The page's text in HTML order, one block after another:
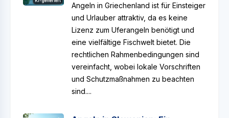
Angeln in Griechenland ist für Einsteiger
und Urlauber attraktiv, da es keine
Lizenz zum Uferangeln benötigt und
eine vielfältige Fischwelt bietet. Die
rechtlichen Rahmenbedingungen sind
vereinfacht, wobei lokale Vorschriften
und Schutzmaßnahmen zu beachten
sind....